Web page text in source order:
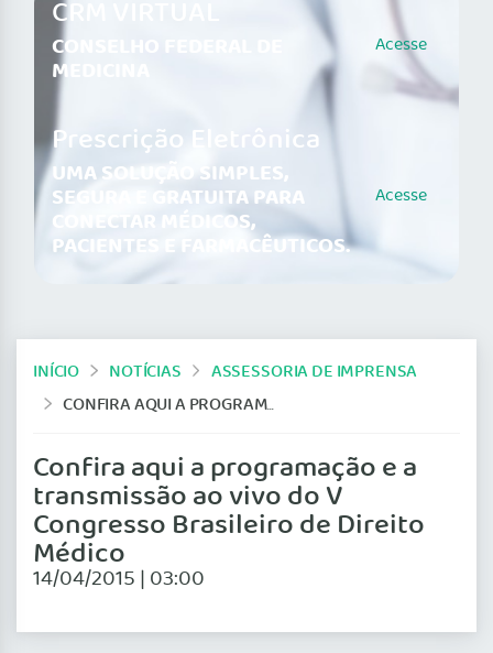
CRM VIRTUAL
CONSELHO FEDERAL DE
MEDICINA
Acesse
Prescrição Eletrônica
UMA SOLUÇÃO SIMPLES,
SEGURA E GRATUITA PARA
CONECTAR MÉDICOS,
PACIENTES E FARMACÊUTICOS.
Acesse
INÍCIO NOTÍCIAS
ASSESSORIA DE IMPRENSA
CONFIRA AQUI A PROGRAMAÇÃO E A TRANSMISSÃO AO VIVO DO V CONGRESSO BRASILEIRO DE DIREITO MÉDICO
Confira aqui a programação e a
transmissão ao vivo do V
Congresso Brasileiro de Direito
Médico
14/04/2015 | 03:00